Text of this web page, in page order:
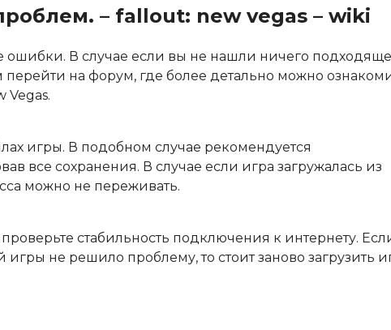
– fallout: new vegas – wiki
ошибки. В случае если вы не нашли ничего
на форум, где более детально можно
Vegas.
игры. В подобном случае рекомендуется
все сохранения. В случае если игра загружалась из
можно не переживать.
стабильность подключения к интернету.
не решило проблему, то стоит заново загрузить